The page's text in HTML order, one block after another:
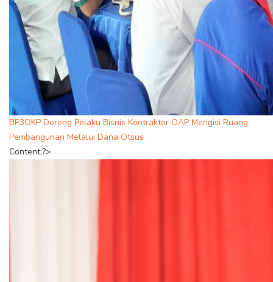
BP3OKP Dorong Pelaku Bisnis Kontraktor OAP Mengisi Ruang
Pembangunan Melalui Dana Otsus
Content;?>